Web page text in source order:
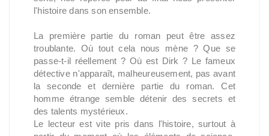
l'histoire dans son ensemble.
La première partie du roman peut être assez
troublante. Où tout cela nous mène ? Que se
passe-t-il réellement ? Où est Dirk ? Le fameux
détective n'apparaît, malheureusement, pas avant
la seconde et dernière partie du roman. Cet
homme étrange semble détenir des secrets et
des talents mystérieux.
Le lecteur est vite pris dans l'histoire, surtout à